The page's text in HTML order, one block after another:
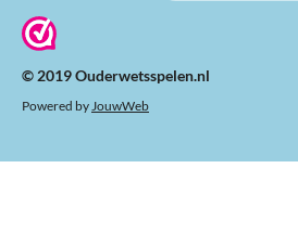
© 2019 Ouderwetsspelen.nl
Powered by JouwWeb